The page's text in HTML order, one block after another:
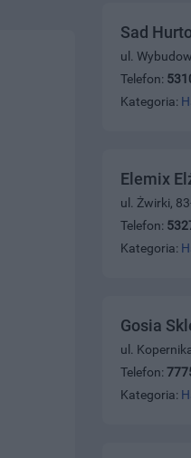
Sad
ul.
Telefon:
Kategoria:
Elemix
ul. Żwirki,
Telefon:
Kategoria:
Gosia
ul.
Telefon:
Kategoria: